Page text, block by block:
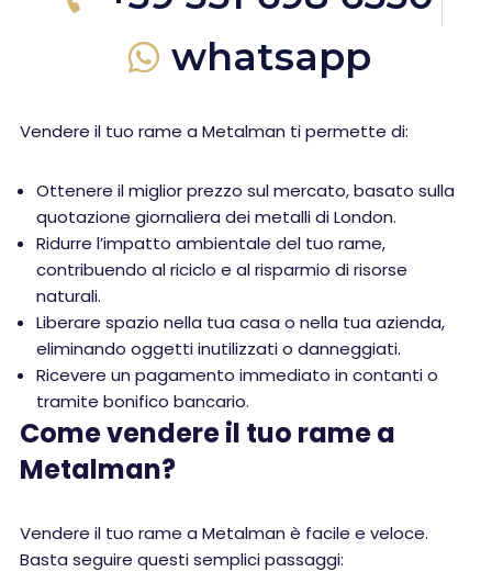
whatsapp
Vendere il tuo rame a Metalman ti permette di:
Ottenere il miglior prezzo sul mercato, basato sulla
quotazione giornaliera dei metalli di London.
Ridurre l’impatto ambientale del tuo rame,
contribuendo al riciclo e al risparmio di risorse
naturali.
Liberare spazio nella tua casa o nella tua azienda,
eliminando oggetti inutilizzati o danneggiati.
Ricevere un pagamento immediato in contanti o
tramite bonifico bancario.
Come vendere il tuo rame a
Metalman?
Vendere il tuo rame a Metalman è facile e veloce.
Basta seguire questi semplici passaggi: